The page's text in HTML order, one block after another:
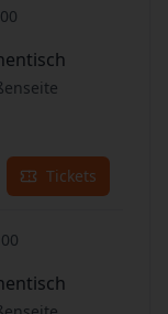
Tickets